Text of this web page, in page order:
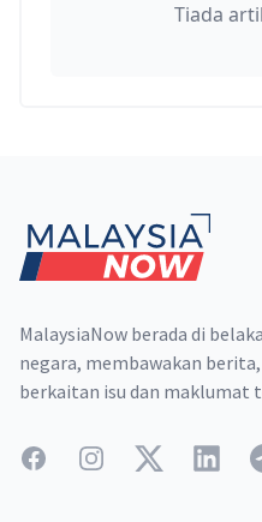
Tiada
MalaysiaNow berada di
negara, membawakan
berkaitan isu dan maklumat
FacebookInstagramTwitter